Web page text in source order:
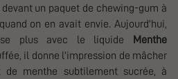
un paquet de chewing-gum à
on en avait envie. Aujourd'hui,
plus avec le liquide
Menthe
il donne l'impression de mâcher
menthe subtilement sucrée, à